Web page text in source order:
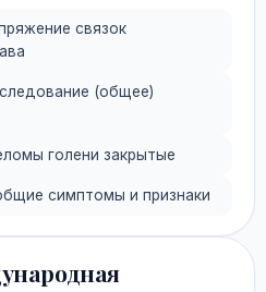
связок
(общее)
голени закрытые
симптомы и признаки